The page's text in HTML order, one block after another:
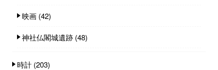
映画 (42)
神社仏閣城遺跡 (48)
時計 (203)